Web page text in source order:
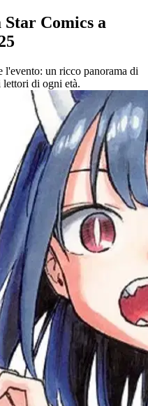
Comics a
un ricco panorama di
di ogni età.